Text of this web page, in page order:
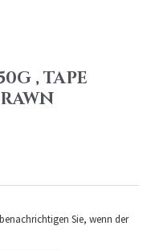
, TAPE
Sie, wenn der